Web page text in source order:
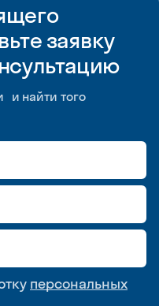
заявку
найти того
персональных